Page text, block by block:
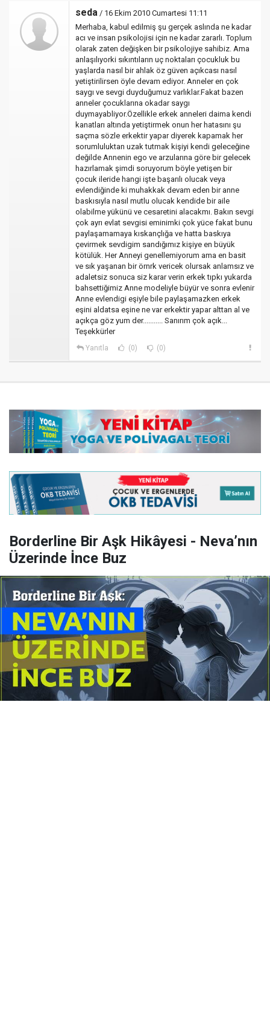
seda / 16 Ekim 2010 Cumartesi 11:11
Merhaba, kabul edilmiş şu gerçek aslında ne kadar
acı ve insan psikolojisi için ne kadar zararlı. Toplum
olarak zaten değişken bir psikolojiye sahibiz. Ama
anlaşılıyorki sıkıntıların uç noktaları çocukluk bu
yaşlarda nasıl bir ahlak öz güven açıkcası nasıl
yetiştirilirsen öyle devam ediyor. Anneler en çok
saygı ve sevgi duyduğumuz varlıklar.Fakat bazen
anneler çocuklarına okadar saygı
duymayabliyor.Özellikle erkek anneleri daima kendi
kanatları altında yetiştirmek onun her hatasını şu
saçma sözle erkektir yapar diyerek kapamak her
sorumluluktan uzak tutmak kişiyi kendi geleceğine
değilde Annenin ego ve arzularına göre bir gelecek
hazırlamak şimdi soruyorum böyle yetişen bir
çocuk ileride hangi işte başarılı olucak veya
evlendiğinde ki muhakkak devam eden bir anne
baskısıyla nasıl mutlu olucak kendide bir aile
olabilme yükünü ve cesaretini alacakmı. Bakın sevgi
çok ayrı evlat sevgisi eminimki çok yüce fakat bunu
paylaşamamaya kıskançlığa ve hatta baskıya
çevirmek sevdigim sandığımız kişiye en büyük
kötülük. Her Anneyi genellemiyorum ama en basit
ve sık yaşanan bir örnrk vericek olursak anlamsız ve
adaletsiz sonuca siz karar verin erkek tıpkı yukarda
bahsettiğimiz Anne modeliyle büyür ve sonra evlenir
Anne evlendigi eşiyle bile paylaşamazken erkek
eşini aldatsa eşine ne var erkektir yapar alttan al ve
açıkça göz yum der........... Sanırım çok açık...
Teşekkürler
Yanıtla (0) (0)
Borderline Bir Aşk Hikâyesi - Neva’nın
Üzerinde İnce Buz